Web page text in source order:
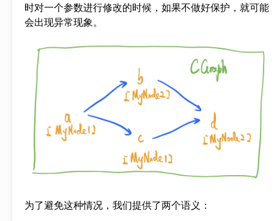
时对一个参数进行修改的时候，如果不做好保护，就可能
会出现异常现象。
为了避免这种情况，我们提供了两个语义：